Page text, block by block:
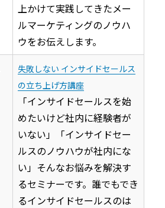
上かけて実践してきたメー
ルマーケティングのノウハ
ウをお伝えします。
失敗しない インサイドセールス
の立ち上げ方講座
「インサイドセールスを始
めたいけど社内に経験者が
いない」「インサイドセー
ルスのノウハウが社内にな
い」そんなお悩みを解決す
るセミナーです。誰でもでき
るインサイドセールスのは